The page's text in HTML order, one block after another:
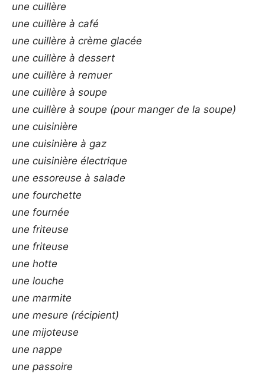
une cuillère
une cuillère à café
une cuillère à crème glacée
une cuillère à dessert
une cuillère à remuer
une cuillère à soupe
une cuillère à soupe (pour manger de la soupe)
une cuisinière
une cuisinière à gaz
une cuisinière électrique
une essoreuse à salade
une fourchette
une fournée
une friteuse
une friteuse
une hotte
une louche
une marmite
une mesure (récipient)
une mijoteuse
une nappe
une passoire